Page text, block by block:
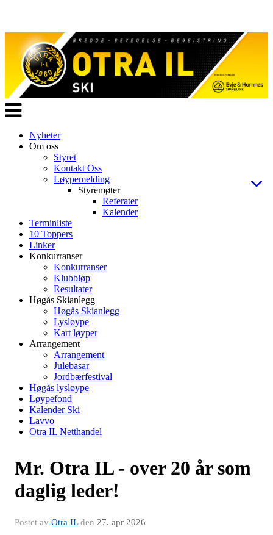
Veksle
navigasjon
Nyheter
Om oss
Styret
Kontakt Oss
Løypemelding
Styremøter
Referater
Kalender
Terminliste
10 Toppers
Linker
Konkurranser
Konkurranser
Klubbløp
Resultater
Høgås Skianlegg
Høgås Skianlegg
Lysløype
Kart løyper
Arrangement
Arrangement
Julebasar
Jordbærfestival
Høgås lysløype
Løypefond
Kalender Ski
Lavvo
Otra IL Netthandel
Mr. Otra IL - over 20 år som
daglig leder!
Postet av Otra ILden 27. apr 2026